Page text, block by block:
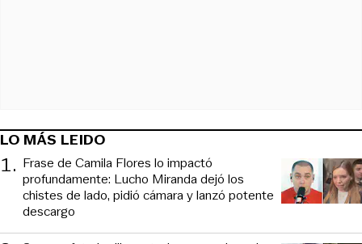
LO MÁS LEIDO
1. Frase de Camila Flores lo impactó
profundamente: Lucho Miranda dejó los
chistes de lado, pidió cámara y lanzó potente
descargo